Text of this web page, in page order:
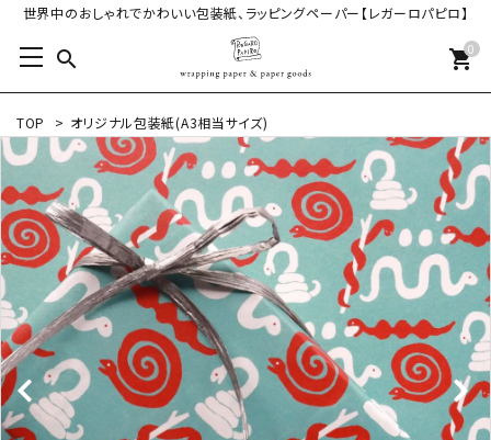
世界中のおしゃれでかわいい包装紙、ラッピングペーパー【レガーロパピロ】
search 0
shopping_cart
TOP > オリジナル包装紙(A3相当サイズ)